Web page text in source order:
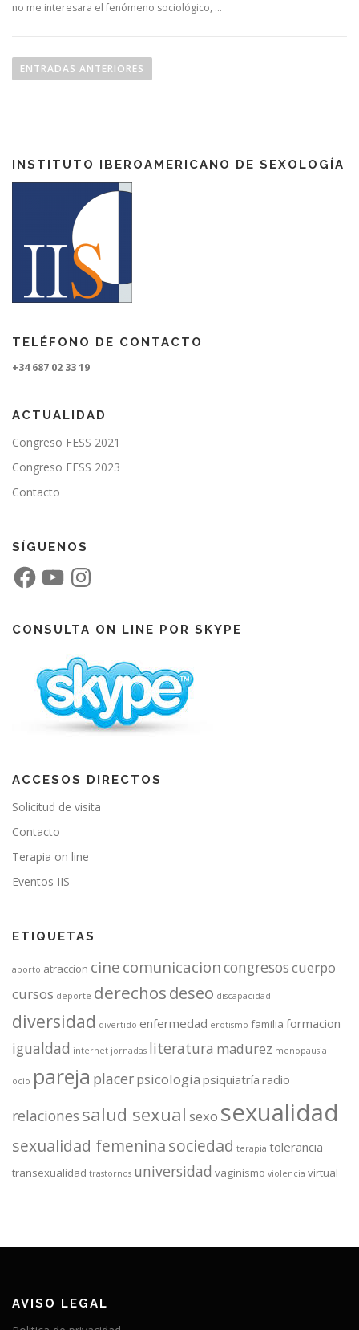
no me interesara el fenómeno sociológico, …
a
c
e
t
a
s
ENTRADAS ANTERIORES
INSTITUTO IBEROAMERICANO DE SEXOLOGÍA
TELÉFONO DE CONTACTO
+34 687 02 33 19
ACTUALIDAD
Congreso FESS 2021
Congreso FESS 2023
Contacto
SÍGUENOS
F
a
o
o
Y
o
b
e
n
g
r
m
CONSULTA ON LINE POR SKYPE
ACCESOS DIRECTOS
Solicitud de visita
Contacto
Terapia on line
Eventos IIS
ETIQUETAS
aborto atraccion cine comunicacioncongresoscuerpo
cursos deporte derechosdeseo discapacidad
diversidad divertido enfermedad erotismo familia formacion
igualdad internet jornadas literatura madurez menopausia
ocio pareja placerpsicologia psiquiatría radio
relaciones salud sexual sexo sexualidad
sexualidad femeninasociedad terapia tolerancia
transexualidad trastornos universidad vaginismo violencia virtual
AVISO LEGAL